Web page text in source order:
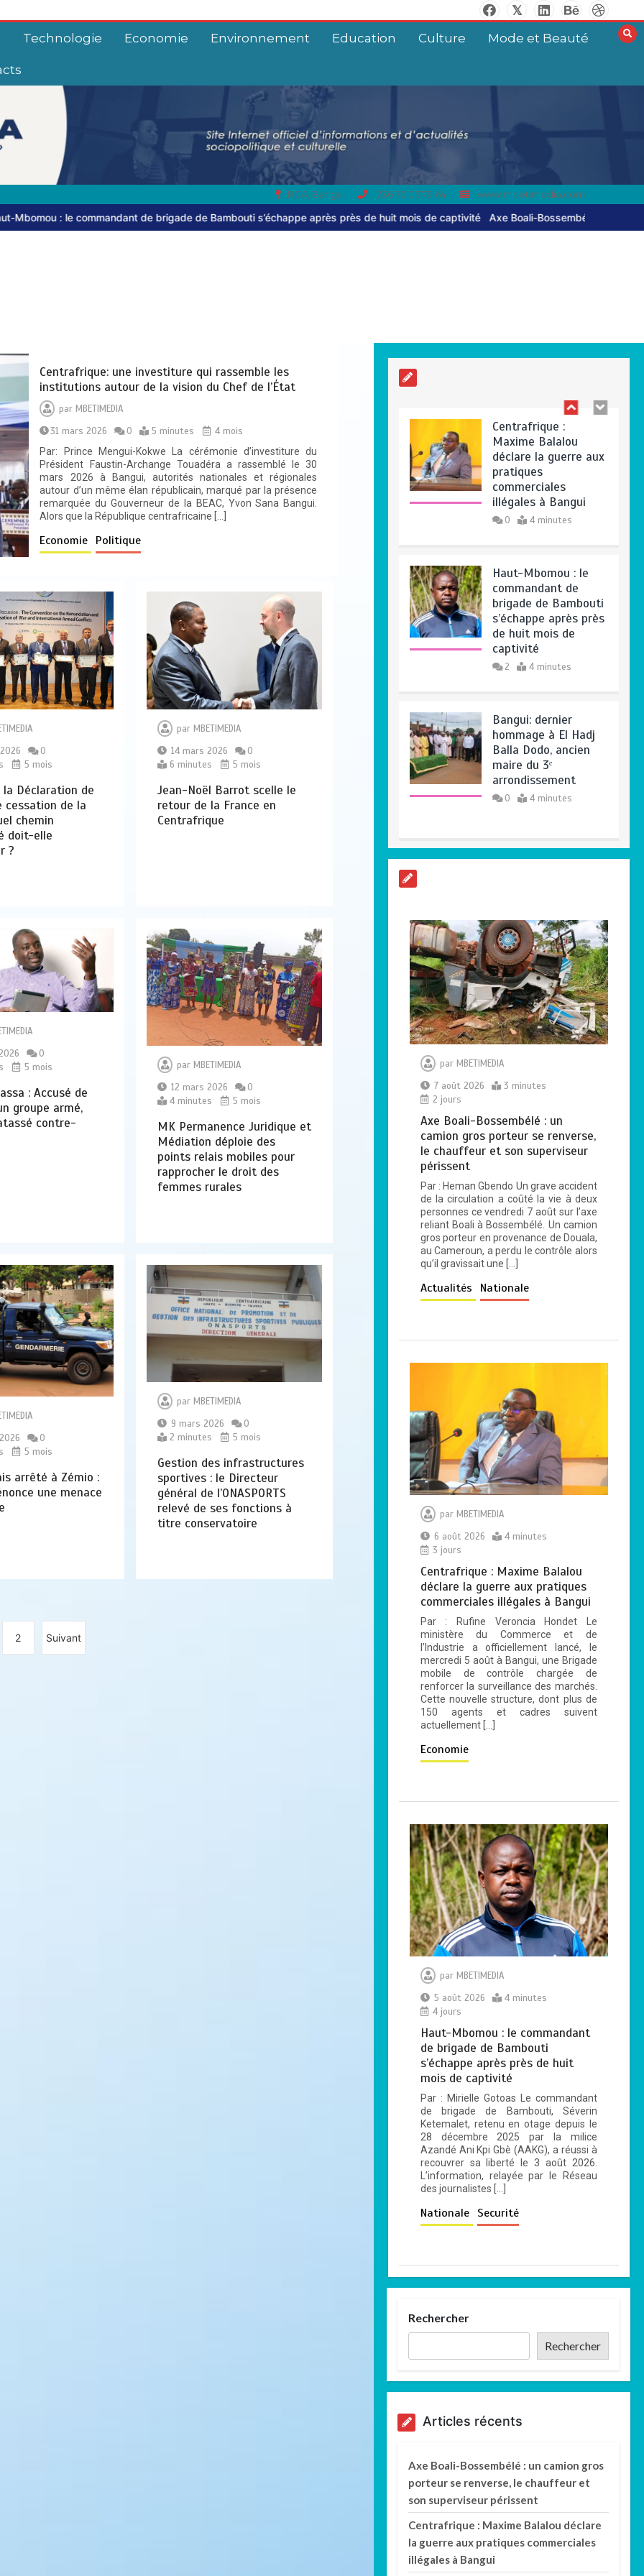
Technologie Economie Environnement Education Culture Mode et Beauté
RCA, Bangui 236 76 05 79 64 www.mbetimedia.com
brigade de Bambouti s’échappe après près de huit mois de captivité Axe Boali-Bossembélé : un camion gros porteur se renverse,
Centrafrique: une investiture qui rassemble les
institutions autour de la vision du Chef de l’État
parMBETIMEDIA
31 mars 2026
0 5 minutes
4 mois
Par: Prince Mengui-Kokwe La cérémonie d’investiture du
Président Faustin-Archange Touadéra a rassemblé le 30
mars 2026 à Bangui, autorités nationales et régionales
autour d’un même élan républicain, marqué par la présence
remarquée du Gouverneur de la BEAC, Yvon Sana Bangui.
Alors que la République centrafricaine […]
Economie Politique
0
5 mois
la Déclaration de
cessation de la
chemin
doit-elle
?
par MBETIMEDIA
14 mars 2026
0
6 minutes
5 mois
Jean-Noël Barrot scelle le
retour de la France en
Centrafrique
0
5 mois
: Accusé de
groupe armé,
contre-
par MBETIMEDIA
12 mars 2026
0
4 minutes
5 mois
MK Permanence Juridique et
Médiation déploie des
points relais mobiles pour
rapprocher le droit des
femmes rurales
0
5 mois
arrêté à Zémio :
une menace
par MBETIMEDIA
9 mars 2026
0
2 minutes
5 mois
Gestion des infrastructures
sportives : le Directeur
général de l’ONASPORTS
relevé de ses fonctions à
titre conservatoire
2 Suivant
brigade de Bambouti
s’échappe après près
de huit mois de
Bangui: dernier
hommage à El Hadj
Balla Dodo, ancien
maire du 3ᵉ
arrondissement
4 minutes
chauffeur et son
superviseur périssent
Centrafrique :
Maxime Balalou
déclare la guerre aux
pratiques
commerciales
illégales à Bangui
0 4 minutes
Haut-Mbomou : le
commandant de
brigade de Bambouti
s’échappe après près
de huit mois de
captivité
2 4 minutes
Bangui: dernier
hommage à El Hadj
Balla Dodo, ancien
maire du 3ᵉ
arrondissement
0 4 minutes
chauffeur et son
superviseur périssent
0 3 minutes
Centrafrique :
Maxime Balalou
déclare la guerre aux
pratiques
illégales à Bangui
Haut-Mbomou : le
brigade de Bambouti
s’échappe après près
de huit mois de
captivité
2 4 minutes
par MBETIMEDIA
7 août 2026
3 minutes
2 jours
Axe Boali-Bossembélé : un
camion gros porteur se renverse,
le chauffeur et son superviseur
périssent
Par : Heman Gbendo Un grave accident
de la circulation a coûté la vie à deux
personnes ce vendredi 7 août sur l’axe
reliant Boali à Bossembélé. Un camion
gros porteur en provenance de Douala,
au Cameroun, a perdu le contrôle alors
qu’il gravissait une […]
Actualités Nationale
par MBETIMEDIA
6 août 2026
4 minutes
3 jours
Centrafrique : Maxime Balalou
déclare la guerre aux pratiques
commerciales illégales à Bangui
Par : Rufine Veroncia Hondet Le
ministère du Commerce et de
l’Industrie a officiellement lancé, le
mercredi 5 août​ à Bangui, une Brigade
mobile de contrôle chargée de
renforcer la surveillance des marchés.
Cette nouvelle structure, dont plus de
150 agents et cadres suivent
actuellement […]
Economie
par MBETIMEDIA
5 août 2026
4 minutes
4 jours
Haut-Mbomou : le commandant
de brigade de Bambouti
s’échappe après près de huit
mois de captivité
Par : Mirielle Gotoas Le commandant
de brigade de Bambouti, Séverin
Ketemalet, retenu en otage depuis le
28 décembre 2025 par la milice
Azandé Ani Kpi Gbè (AAKG), a réussi à
recouvrer sa liberté le 3 août 2026.
L’information, relayée par le Réseau
des journalistes […]
Nationale Securité
Rechercher
Rechercher
Articles récents
Axe Boali-Bossembélé : un camion gros
porteur se renverse, le chauffeur et
son superviseur périssent
Centrafrique : Maxime Balalou déclare
la guerre aux pratiques commerciales
illégales à Bangui